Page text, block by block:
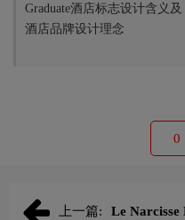
Graduate酒店标志设计含义及
酒店品牌设计理念
0
上一篇:
Le Narcisse